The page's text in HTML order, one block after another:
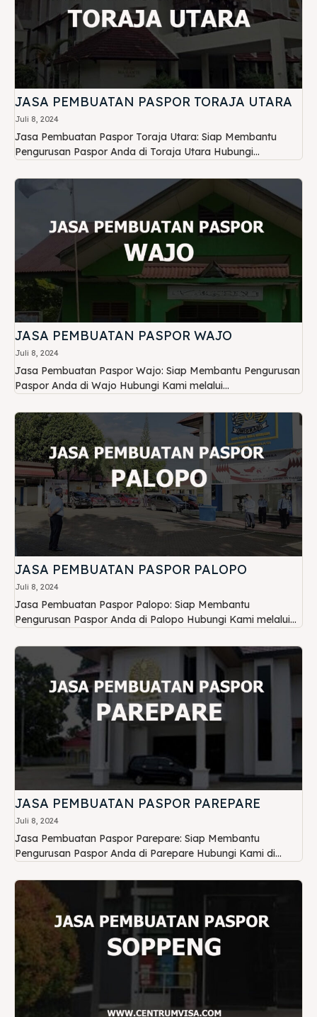
JASA PEMBUATAN PASPOR TORAJA UTARA
Juli 8, 2024
Jasa Pembuatan Paspor Toraja Utara: Siap Membantu
Pengurusan Paspor Anda di Toraja Utara Hubungi...
JASA PEMBUATAN PASPOR WAJO
Juli 8, 2024
Jasa Pembuatan Paspor Wajo: Siap Membantu Pengurusan
Paspor Anda di Wajo Hubungi Kami melalui...
JASA PEMBUATAN PASPOR PALOPO
Juli 8, 2024
Jasa Pembuatan Paspor Palopo: Siap Membantu
Pengurusan Paspor Anda di Palopo Hubungi Kami melalui...
JASA PEMBUATAN PASPOR PAREPARE
Juli 8, 2024
Jasa Pembuatan Paspor Parepare: Siap Membantu
Pengurusan Paspor Anda di Parepare Hubungi Kami di...